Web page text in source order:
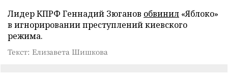
Лидер КПРФ Геннадий Зюганов обвинил «Яблоко»
в игнорировании преступлений киевского
режима.
Текст: Елизавета Шишкова